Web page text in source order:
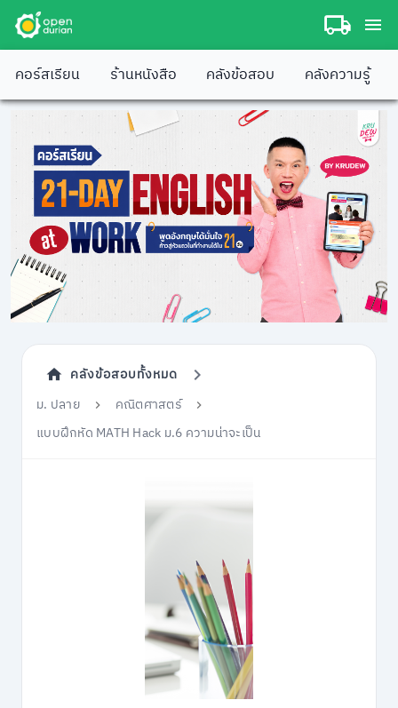
คอร์สเรียน ร้านหนังสือ คลังข้อสอบ คลังความรู้
คลังข้อสอบทั้งหมด
ม. ปลาย
คณิตศาสตร์
แบบฝึกหัด MATH Hack ม.6 ความน่าจะเป็น